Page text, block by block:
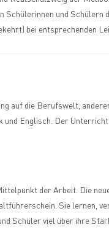
Schülerinnen und
bei
auf die Berufswelt,
und Englisch. Der
der Arbeit. Die
Sie lernen,
Schüler viel über ihre